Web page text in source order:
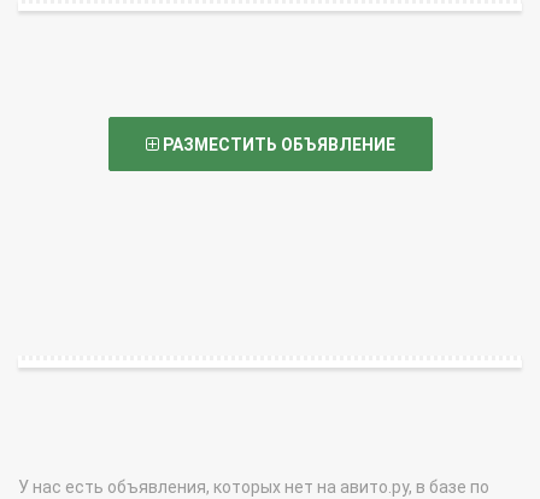
РАЗМЕСТИТЬ ОБЪЯВЛЕНИЕ
У нас есть объявления, которых нет на авито.ру, в базе по